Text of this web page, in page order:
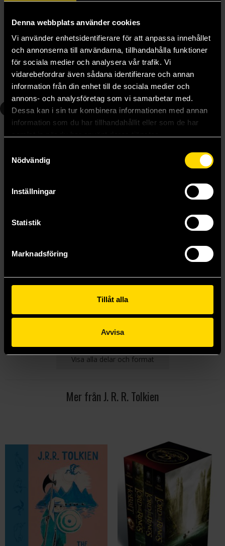
Denna webbplats använder cookies
Vi använder enhetsidentifierare för att anpassa innehållet
och annonserna till användarna, tillhandahålla funktioner
för sociala medier och analysera vår trafik. Vi
vidarebefordrar även sådana identifierare och annan
information från din enhet till de sociala medier och
annons- och analysföretag som vi samarbetar med.
Dessa kan i sin tur kombinera informationen med annan
information som du har tillhandahållit eller som de har
Nödvändig
Inställningar
Statistik
Marknadsföring
Tillåt alla
Avvisa
249 kr
Beställ
249 kr
Beställ
Andra delar i serien
J. R. R. Tolkien
3
J. R. R. Tolkien
249 kr
Visa alla delar och format
Mer från J. R. R. Tolkien